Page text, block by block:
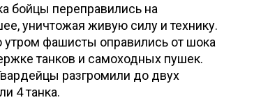
бойцы переправились на
уничтожая живую силу и технику.
утром фашисты оправились от шока
танков и самоходных пушек.
разгромили до двух
4 танка.